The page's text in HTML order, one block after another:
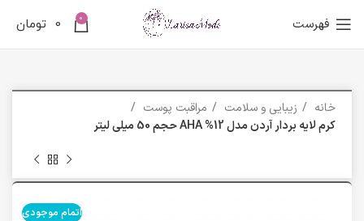
فهرست 0
0 تومان
خانه زیبایی و سلامت
مراقبت پوست
کرم لایه بردار آردن مدل AHA %12 حجم 50 میلی لیتر
اتمام موجودی